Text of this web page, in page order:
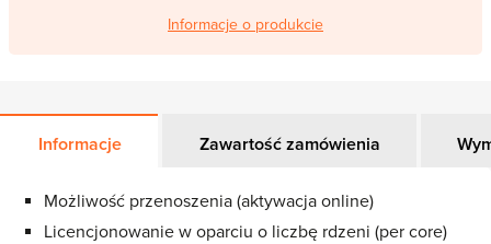
Informacje o produkcie
Informacje Zawartość zamówienia
Możliwość przenoszenia (aktywacja online)
Licencjonowanie w oparciu o liczbę rdzeni (per core)